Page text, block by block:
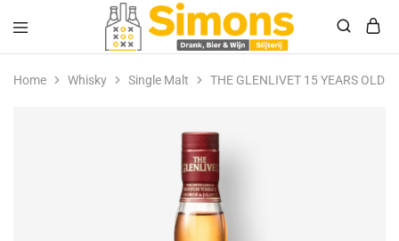
Simonsdrank.nl
Drank,
Bier
&
Home Whisky Single Malt THE GLENLIVET 15 YEARS OLD